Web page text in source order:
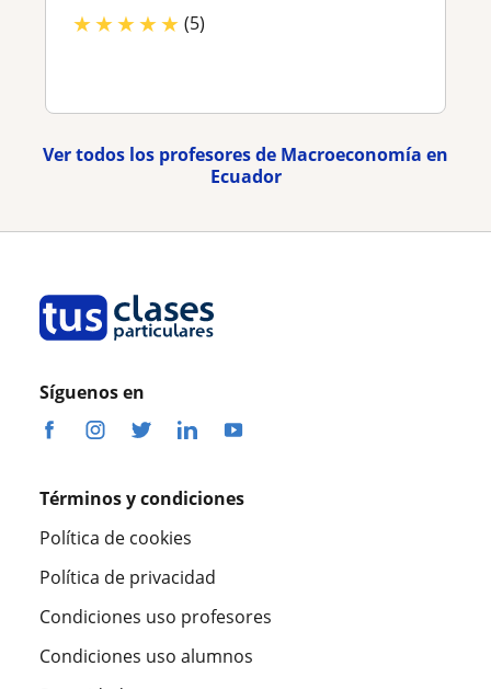
★★★★★ (5)
Ver todos los profesores de Macroeconomía en
Ecuador
Síguenos en
Términos y condiciones
Política de cookies
Política de privacidad
Condiciones uso profesores
Condiciones uso alumnos